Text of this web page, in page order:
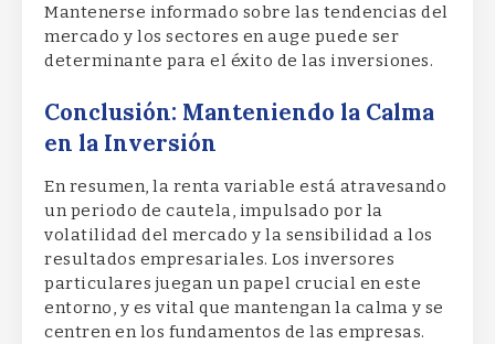
Mantenerse informado sobre las tendencias del
mercado y los sectores en auge puede ser
determinante para el éxito de las inversiones.
Conclusión: Manteniendo la Calma
en la Inversión
En resumen, la renta variable está atravesando
un periodo de cautela, impulsado por la
volatilidad del mercado y la sensibilidad a los
resultados empresariales. Los inversores
particulares juegan un papel crucial en este
entorno, y es vital que mantengan la calma y se
centren en los fundamentos de las empresas.